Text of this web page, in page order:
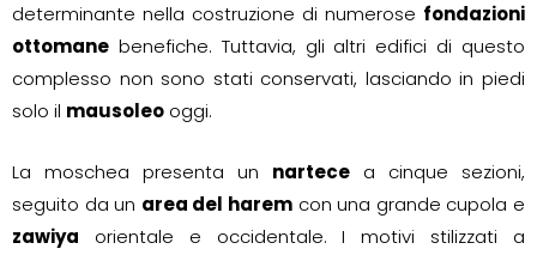
determinante nella costruzione di numerose fondazioni
ottomane benefiche. Tuttavia, gli altri edifici di questo
complesso non sono stati conservati, lasciando in piedi
solo il mausoleo oggi.
La moschea presenta un nartece a cinque sezioni,
seguito da un area del harem con una grande cupola e
zawiya orientale e occidentale. I motivi stilizzati a